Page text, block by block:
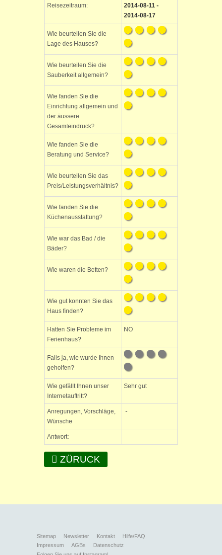
Reisezeitraum:
2014-08-11 -
2014-08-17
Wie beurteilen Sie die
Lage des Hauses?
Wie beurteilen Sie die
Sauberkeit allgemein?
Wie fanden Sie die
Einrichtung allgemein und
der äussere
Gesamteindruck?
Wie fanden Sie die
Beratung und Service?
Wie beurteilen Sie das
Preis/Leistungsverhältnis?
Wie fanden Sie die
Küchenausstattung?
Wie war das Bad / die
Bäder?
Wie waren die Betten?
Wie gut konnten Sie das
Haus finden?
Hatten Sie Probleme im
Ferienhaus?
NO
Falls ja, wie wurde Ihnen
geholfen?
Wie gefällt Ihnen unser
Internetauftritt?
Sehr gut
Anregungen, Vorschläge,
Wünsche
-
Antwort:
ZÜRUCK
Sitemap Newsletter Kontakt
Hilfe/FAQ
Impressum
AGBs
Datenschutz